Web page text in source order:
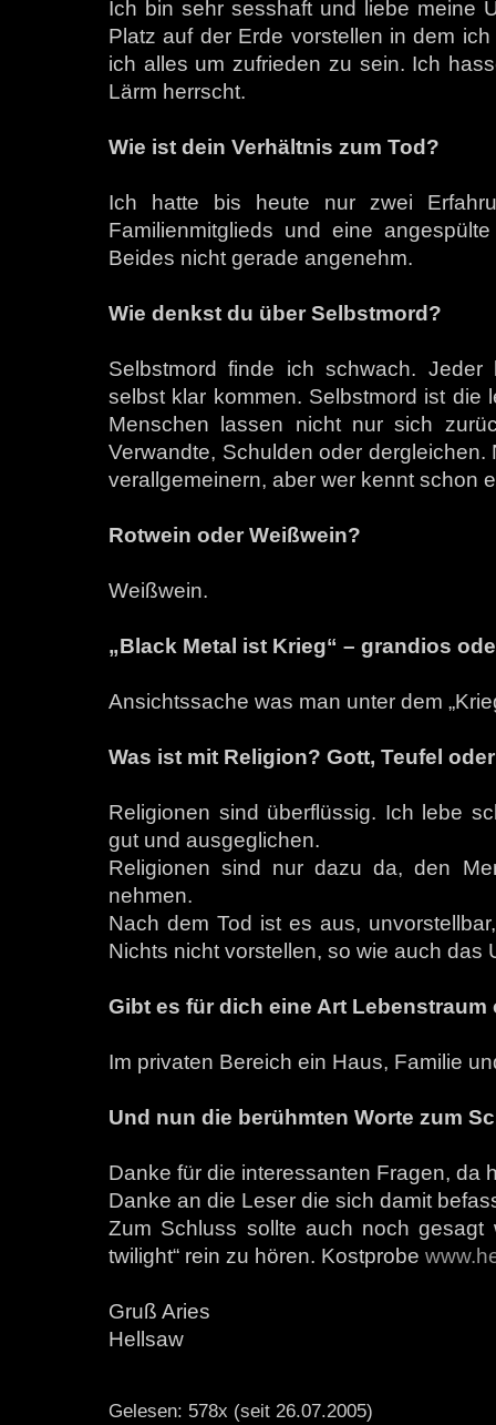
Ich bin sehr sesshaft und liebe meine
Platz auf der Erde vorstellen in dem
ich alles um zufrieden zu sein. Ich
Lärm herrscht.
Wie ist dein Verhältnis zum Tod?
Ich hatte bis heute nur zwei
Familienmitglieds und eine
Beides nicht gerade angenehm.
Wie denkst du über Selbstmord?
Selbstmord finde ich schwach.
selbst klar kommen. Selbstmord ist die
Menschen lassen nicht nur sich
Verwandte, Schulden oder
verallgemeinern, aber wer kennt schon
Rotwein oder Weißwein?
Weißwein.
„Black Metal ist Krieg“ – grandios
Ansichtssache was man unter dem
Was ist mit Religion? Gott, Teufel
Religionen sind überflüssig. Ich lebe
gut und ausgeglichen.
Religionen sind nur dazu da, den
nehmen.
Nach dem Tod ist es aus,
Nichts nicht vorstellen, so wie auch
Gibt es für dich eine Art Lebenstraum
Im privaten Bereich ein Haus, Familie
Und nun die berühmten Worte zum
Danke für die interessanten Fragen, da
Danke an die Leser die sich damit
Zum Schluss sollte auch noch gesagt
twilight“ rein zu hören. Kostprobe
Gruß Aries
Hellsaw
Gelesen: 578x (seit 26.07.2005)